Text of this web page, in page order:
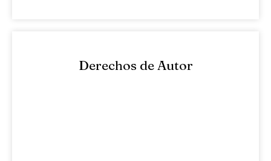
Derechos de Autor